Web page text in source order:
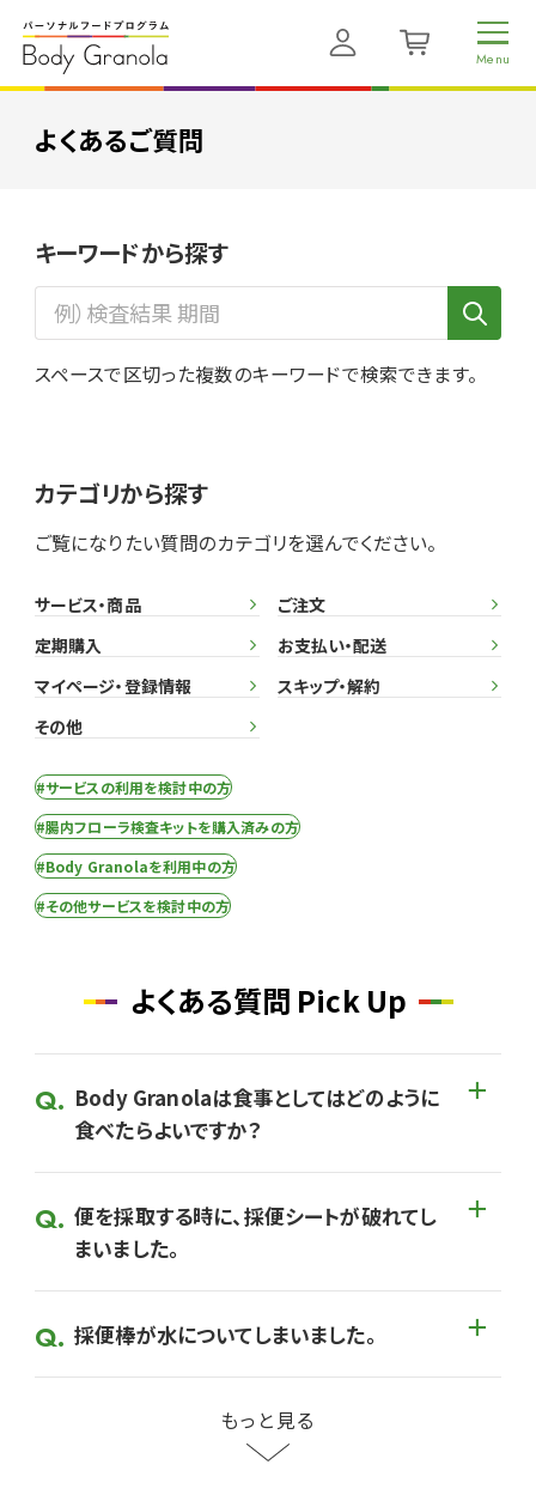
よくあるご質問
キーワードから探す
スペースで区切った複数のキーワードで検索できます。
カテゴリから探す
ご覧になりたい質問のカテゴリを選んでください。
サービス・商品
ご注文
定期購入
お支払い・配送
マイページ・登録情報
スキップ・解約
その他
#サービスの利用を検討中の方
#腸内フローラ検査キットを購入済みの方
#Body Granolaを利用中の方
#その他サービスを検討中の方
よくある質問 Pick Up
Body Granolaは食事としてはどのように
食べたらよいですか？
便を採取する時に、採便シートが破れてし
まいました。
採便棒が水についてしまいました。
もっと見る